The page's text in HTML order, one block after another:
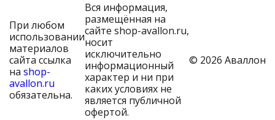
При любом
использовании
материалов
сайта ссылка
на shop-
avallon.ru
обязательна.
Вся информация,
размещённая на
сайте shop-avallon.ru,
носит
исключительно
информационный
характер и ни при
каких условиях не
является публичной
офертой.
© 2026 Аваллон